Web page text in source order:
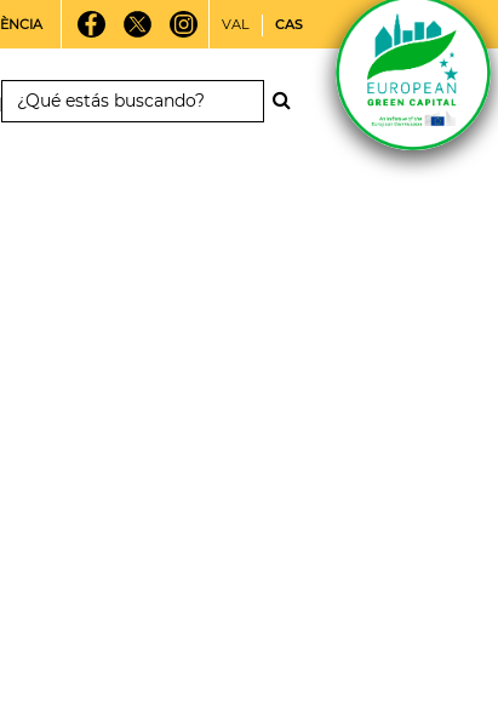
VAL CAS